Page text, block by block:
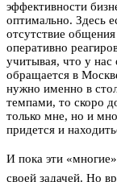
эффективности
оптимально. Здесь
отсутствие
оперативно
учитывая, что у нас
обращается в
нужно именно в
темпами, то скоро
только мне, но и
придется и
И пока эти
своей задачей. Но